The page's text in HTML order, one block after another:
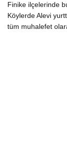
Finike ilçelerinde
Köylerde Alevi
tüm muhalefet